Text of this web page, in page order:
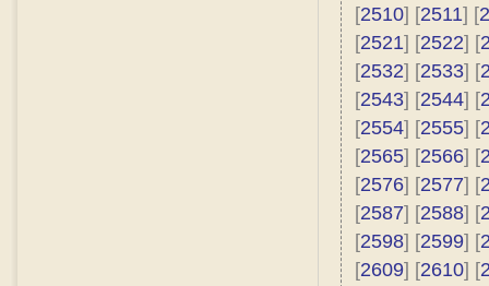
[2510] [2511] [
[2521] [2522] [
[2532] [2533] [
[2543] [2544] [
[2554] [2555] [
[2565] [2566] [
[2576] [2577] [
[2587] [2588] [
[2598] [2599] [
[2609] [2610] [